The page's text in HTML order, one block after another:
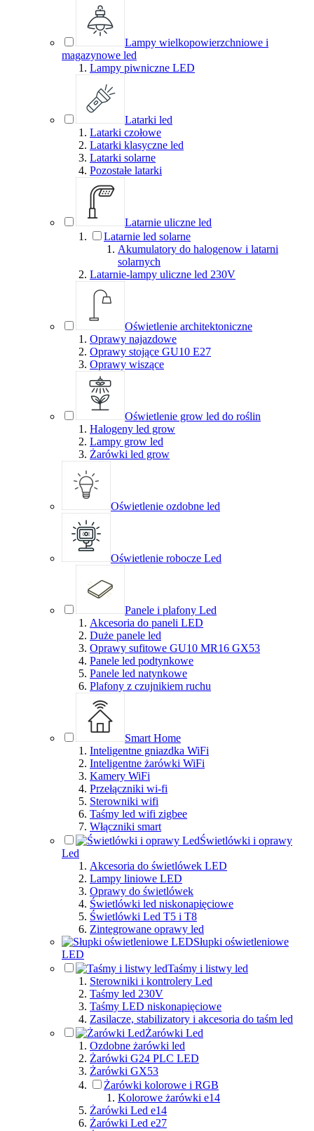
Lampy wielkopowierzchniowe i
magazynowe led
Lampy piwniczne LED
Latarki led
Latarki czołowe
Latarki klasyczne led
Latarki solarne
Pozostałe latarki
Latarnie uliczne led
Latarnie led solarne
Akumulatory do halogenow i latarni
solarnych
Latarnie-lampy uliczne led 230V
Oświetlenie architektoniczne
Oprawy najazdowe
Oprawy stojące GU10 E27
Oprawy wiszące
Oświetlenie grow led do roślin
Halogeny led grow
Lampy grow led
Żarówki led grow
Oświetlenie ozdobne led
Oświetlenie robocze Led
Panele i plafony Led
Akcesoria do paneli LED
Duże panele led
Oprawy sufitowe GU10 MR16 GX53
Panele led podtynkowe
Panele led natynkowe
Plafony z czujnikiem ruchu
Smart Home
Inteligentne gniazdka WiFi
Inteligentne żarówki WiFi
Kamery WiFi
Przełączniki wi-fi
Sterowniki wifi
Taśmy led wifi zigbee
Włączniki smart
Świetlówki i oprawy
Led
Akcesoria do świetlówek LED
Lampy liniowe LED
Oprawy do świetlówek
Świetlówki led niskonapięciowe
Świetlówki Led T5 i T8
Zintegrowane oprawy led
Słupki oświetleniowe
LED
Taśmy i listwy led
Sterowniki i kontrolery Led
Taśmy led 230V
Taśmy LED niskonapięciowe
Zasilacze, stabilizatory i akcesoria do taśm led
Żarówki Led
Ozdobne żarówki led
Żarówki G24 PLC LED
Żarówki GX53
Żarówki kolorowe i RGB
Kolorowe żarówki e14
Żarówki Led e14
Żarówki Led e27